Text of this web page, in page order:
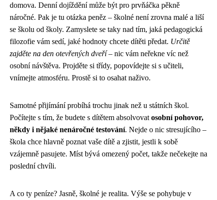
domova. Denní dojíždění může být pro prvňáčka pěkně
náročné. Pak je tu otázka peněz – školné není zrovna malé a liší
se školu od školy. Zamyslete se taky nad tím, jaká pedagogická
filozofie vám sedí, jaké hodnoty chcete dítěti předat. Určitě
zajděte na den otevřených dveří– nic vám neřekne víc než
osobní návštěva. Projděte si třídy, popovídejte si s učiteli,
vnímejte atmosféru. Prostě si to osahat naživo.
Samotné přijímání probíhá trochu jinak než u státních škol.
Počítejte s tím, že budete s dítětem absolvovat osobní pohovor,
někdy i nějaké nenáročné testování. Nejde o nic stresujícího –
škola chce hlavně poznat vaše dítě a zjistit, jestli k sobě
vzájemně pasujete. Míst bývá omezený počet, takže nečekejte na
poslední chvíli.
A co ty peníze? Jasně, školné je realita. Výše se pohybuje v